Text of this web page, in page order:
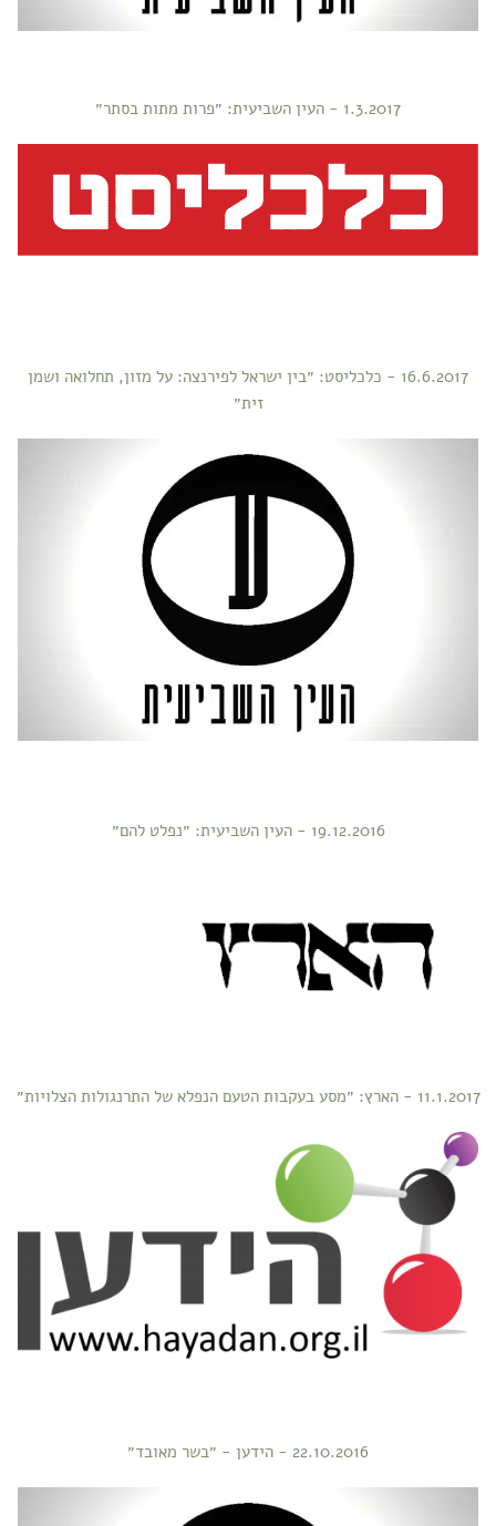
1.3.2017 - העין השביעית: ״פרות מתות בסתר״
16.6.2017 - כלכליסט: ״בין ישראל לפירנצה: על מזון, תחלואה ושמן
זית״
19.12.2016 - העין השביעית: ״נפלט להם״
11.1.2017 - הארץ: ״מסע בעקבות הטעם הנפלא של התרנגולות הצלויות״
22.10.2016 - הידען - ״בשר מאובד״